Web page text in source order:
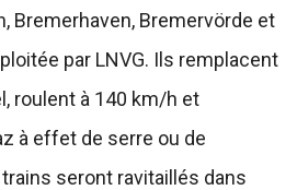
Bremerhaven, Bremervörde et
par LNVG. Ils remplacent
roulent à 140 km/h et
à effet de serre ou de
seront ravitaillés dans